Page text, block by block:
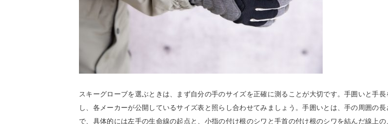
スキーグローブを選ぶときは、まず自分の手のサイズを正確に測ることが大切です。手囲いと手長
し、各メーカーが公開しているサイズ表と照らし合わせてみましょう。手囲いとは、手の周囲の長
で、具体的には左手の生命線の起点と、小指の付け根のシワと手首の付け根のシワを結んだ線上の